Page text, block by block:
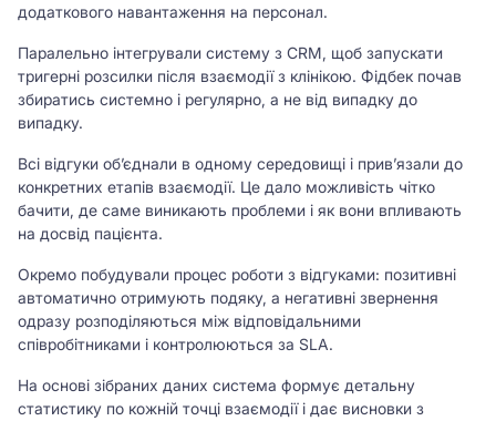
додаткового навантаження на персонал.
Паралельно інтегрували систему з CRM, щоб запускати
тригерні розсилки після взаємодії з клінікою. Фідбек почав
збиратись системно і регулярно, а не від випадку до
випадку.
Всі відгуки об’єднали в одному середовищі і прив’язали до
конкретних етапів взаємодії. Це дало можливість чітко
бачити, де саме виникають проблеми і як вони впливають
на досвід пацієнта.
Окремо побудували процес роботи з відгуками: позитивні
автоматично отримують подяку, а негативні звернення
одразу розподіляються між відповідальними
співробітниками і контролюються за SLA.
На основі зібраних даних система формує детальну
статистику по кожній точці взаємодії і дає висновки з